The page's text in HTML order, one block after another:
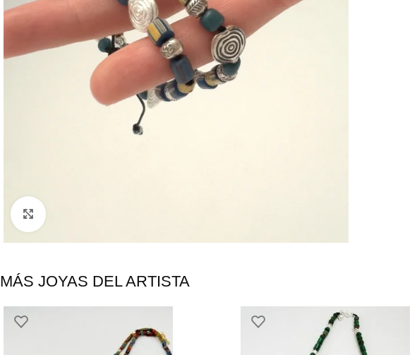
MÁS JOYAS DEL ARTISTA